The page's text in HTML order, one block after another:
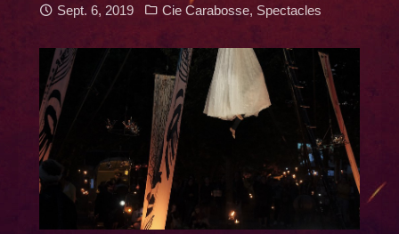
Sept. 6, 2019 Cie Carabosse, Spectacles